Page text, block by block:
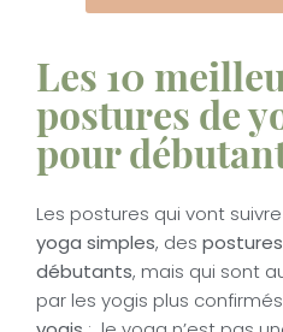
Les 10
postures de
pour
Les postures qui vont
yoga simples, des
débutants, mais qui sont
par les yogis plus confirmés